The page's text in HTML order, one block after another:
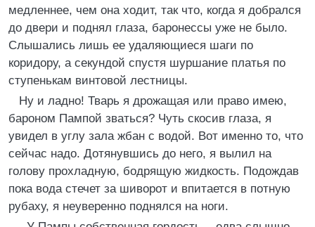
медленнее, чем она ходит, так что, когда я добрался
до двери и поднял глаза, баронессы уже не было.
Слышались лишь ее удаляющиеся шаги по
коридору, а секундой спустя шуршание платья по
ступенькам винтовой лестницы.
Ну и ладно! Тварь я дрожащая или право имею,
бароном Пампой зваться? Чуть скосив глаза, я
увидел в углу зала жбан с водой. Вот именно то, что
сейчас надо. Дотянувшись до него, я вылил на
голову прохладную, бодрящую жидкость. Подождав
пока вода стечет за шиворот и впитается в потную
рубаху, я неуверенно поднялся на ноги.